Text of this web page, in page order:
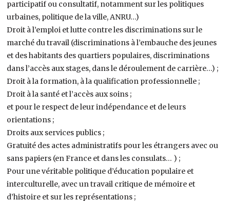
participatif ou consultatif, notamment sur les politiques
urbaines, politique de la ville, ANRU…)
Droit à l’emploi et lutte contre les discriminations sur le
marché du travail (discriminations à l’embauche des jeunes
et des habitants des quartiers populaires, discriminations
dans l’accès aux stages, dans le déroulement de carrière…) ;
Droit à la formation, à la qualification professionnelle ;
Droit à la santé et l’accès aux soins ;
et pour le respect de leur indépendance et de leurs
orientations ;
Droits aux services publics ;
Gratuité des actes administratifs pour les étrangers avec ou
sans papiers (en France et dans les consulats… ) ;
Pour une véritable politique d’éducation populaire et
interculturelle, avec un travail critique de mémoire et
d’histoire et sur les représentations ;